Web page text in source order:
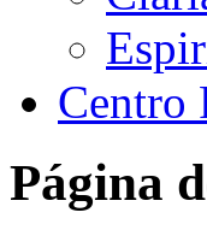
Centro
Página